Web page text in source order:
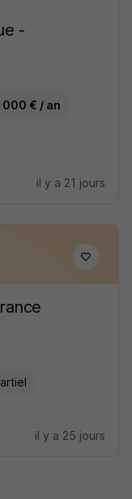
-
€ / an
il y a 21 jours
il y a 25 jours